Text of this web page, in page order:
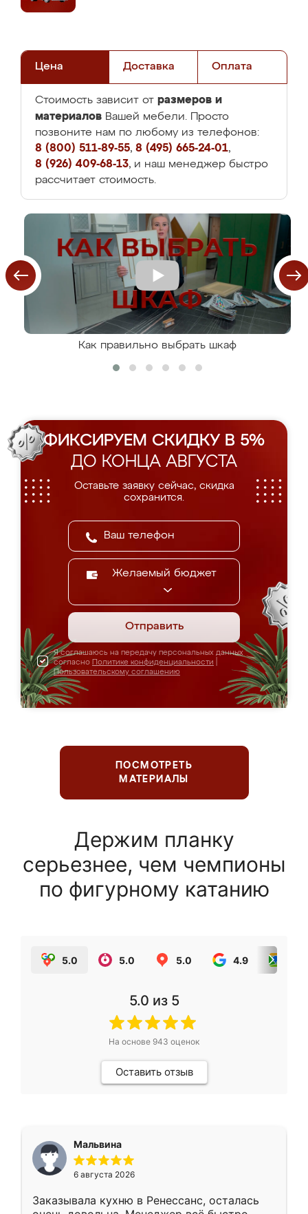
Цена Доставка Оплата
Стоимость зависит от размеров и
материалов Вашей мебели. Просто
позвоните нам по любому из телефонов:
8 (800) 511-89-55, 8 (495) 665-24-01,
8 (926) 409-68-13, и наш менеджер быстро
рассчитает стоимость.
Как правильно выбрать шкаф
ФИКСИРУЕМ СКИДКУ В 5%
ДО КОНЦА АВГУСТА
Оставьте заявку сейчас, скидка
сохранится.
Желаемый бюджет
Отправить
Я соглашаюсь на передачу персональных данных
согласно Политике конфиденциальности
Пользовательскому соглашению
ПОСМОТРЕТЬ
МАТЕРИАЛЫ
Держим планку
серьезнее, чем чемпионы
по фигурному катанию
5.0 5.0 5.0 4.9
5.0 из 5
На основе 943 оценок
Оставить отзыв
Мальвина
6 августа 2026
Заказывала кухню в Ренессанс, осталась